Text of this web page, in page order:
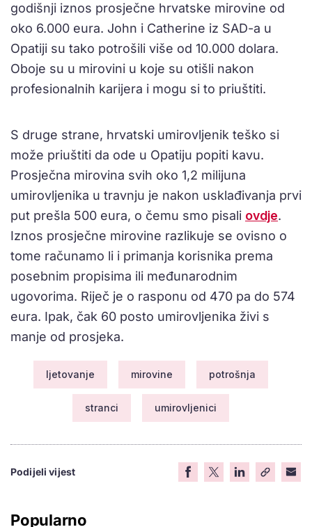
godišnji iznos prosječne hrvatske mirovine od
oko 6.000 eura. John i Catherine iz SAD-a u
Opatiji su tako potrošili više od 10.000 dolara.
Oboje su u mirovini u koje su otišli nakon
profesionalnih karijera i mogu si to priuštiti.
S druge strane, hrvatski umirovljenik teško si
može priuštiti da ode u Opatiju popiti kavu.
Prosječna mirovina svih oko 1,2 milijuna
umirovljenika u travnju je nakon usklađivanja prvi
put prešla 500 eura, o čemu smo pisali ovdje.
Iznos prosječne mirovine razlikuje se ovisno o
tome računamo li i primanja korisnika prema
posebnim propisima ili međunarodnim
ugovorima. Riječ je o rasponu od 470 pa do 574
eura. Ipak, čak 60 posto umirovljenika živi s
manje od prosjeka.
ljetovanje mirovine potrošnja
stranci umirovljenici
Podijeli vijest
Popularno